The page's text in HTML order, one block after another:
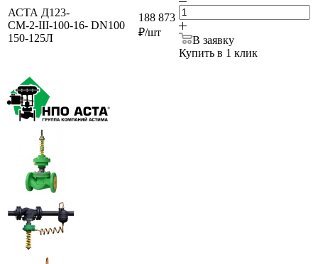
АСТА Д123-
СМ-2-III-100-16-
150-125Л
DN100
188 873
₽/шт
В заявку
Купить в 1 клик